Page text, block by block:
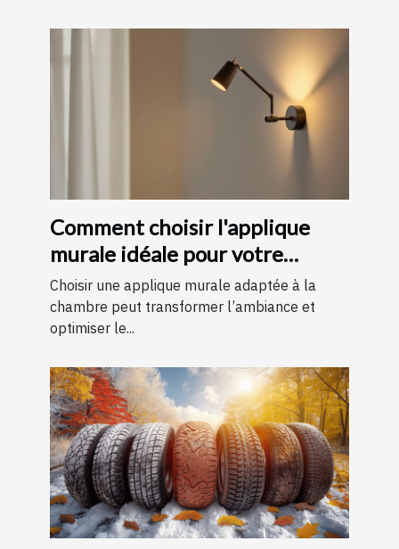
Comment choisir l'applique
murale idéale pour votre
chambre
Choisir une applique murale adaptée à la
chambre peut transformer l’ambiance et
optimiser le...